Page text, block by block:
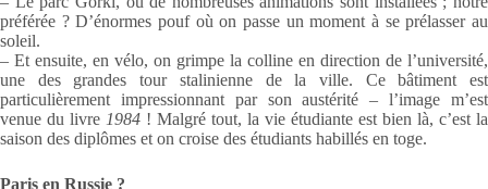
préférée ? D’énormes pouf où on passe un moment à se prélasser au
soleil.
– Et ensuite, en vélo, on grimpe la colline en direction de l’université,
une des grandes tour stalinienne de la ville. Ce bâtiment est
particulièrement impressionnant par son austérité – l’image m’est
venue du livre 1984 ! Malgré tout, la vie étudiante est bien là, c’est la
saison des diplômes et on croise des étudiants habillés en toge.
Paris en Russie ?